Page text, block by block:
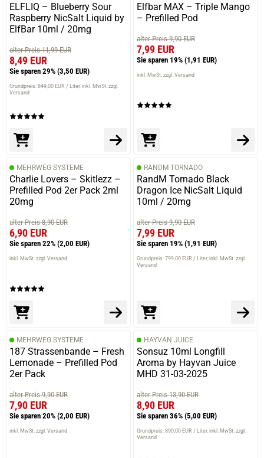
ELFLIQ – Blueberry Sour
Raspberry NicSalt Liquid by
ElfBar 10ml / 20mg
alter Preis 11,99 EUR
8,49 EUR
Sie sparen 29% (3,50 EUR)
Grundpreis: 849,00 EUR / Liter inkl. MwSt. zzgl.
Versand
Elfbar MAX – Triple Mango
– Prefilled Pod
alter Preis 9,90 EUR
7,99 EUR
Sie sparen 19% (1,91 EUR)
inkl. MwSt. zzgl. Versand
MEHRWEG SYSTEME
Charlie Lovers – Skitlezz –
Prefilled Pod 2er Pack 2ml
20mg
alter Preis 8,90 EUR
6,90 EUR
Sie sparen 22% (2,00 EUR)
inkl. MwSt. zzgl. Versand
RANDM TORNADO
RandM Tornado Black
Dragon Ice NicSalt Liquid
10ml / 20mg
alter Preis 9,90 EUR
7,99 EUR
Sie sparen 19% (1,91 EUR)
Grundpreis: 799,00 EUR / Liter inkl. MwSt. zzgl.
Versand
MEHRWEG SYSTEME
187 Strassenbande – Fresh
Lemonade – Prefilled Pod
2er Pack
alter Preis 9,90 EUR
7,90 EUR
Sie sparen 20% (2,00 EUR)
inkl. MwSt. zzgl. Versand
HAYVAN JUICE
Sonsuz 10ml Longfill
Aroma by Hayvan Juice
MHD 31-03-2025
alter Preis 13,90 EUR
8,90 EUR
Sie sparen 36% (5,00 EUR)
Grundpreis: 890,00 EUR / Liter inkl. MwSt. zzgl.
Versand